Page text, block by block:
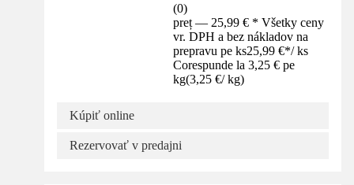
(0)
preț — 25,99 € * Všetky ceny
vr. DPH a bez nákladov na
prepravu pe ks25,99 €*/ ks
Corespunde la 3,25 € pe
kg(3,25 €/ kg)
Kúpiť online
Rezervovať v predajni